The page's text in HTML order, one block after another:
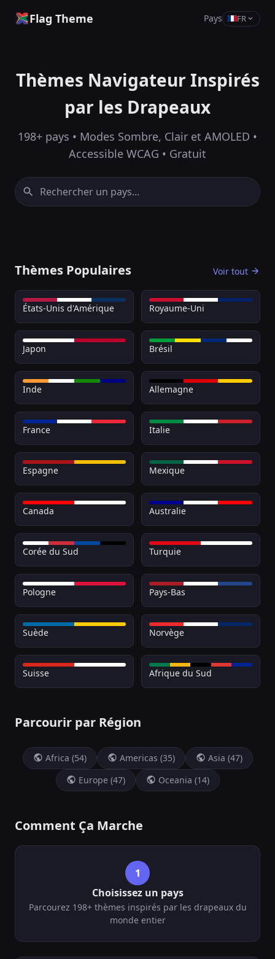
Flag Theme Pays FR
Thèmes Navigateur Inspirés
par les Drapeaux
198+ pays • Modes Sombre, Clair et AMOLED •
Accessible WCAG • Gratuit
Thèmes Populaires Voir tout
États-Unis d'Amérique Royaume-Uni
Japon Brésil
Inde Allemagne
France Italie
Espagne Mexique
Canada Australie
Corée du Sud Turquie
Pologne Pays-Bas
Suède Norvège
Suisse Afrique du Sud
Parcourir par Région
Africa (54) Americas (35)
Asia (47)
Europe (47)
Oceania (14)
Comment Ça Marche
1
Choisissez un pays
Parcourez 198+ thèmes inspirés par les drapeaux du
monde entier